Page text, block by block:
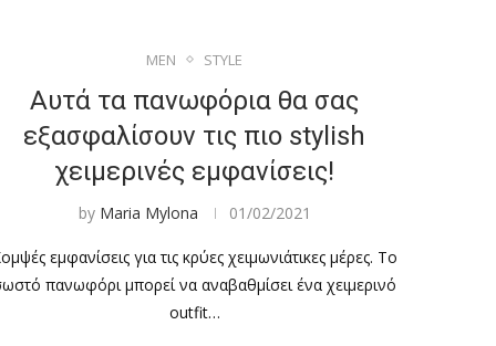
MEN STYLE
Αυτά τα πανωφόρια θα σας
εξασφαλίσουν τις πιο stylish
χειμερινές εμφανίσεις!
by Maria Mylona 01/02/2021
εμφανίσεις για τις κρύες χειμωνιάτικες μέρες. Το
πανωφόρι μπορεί να αναβαθμίσει ένα χειμερινό
outfit…